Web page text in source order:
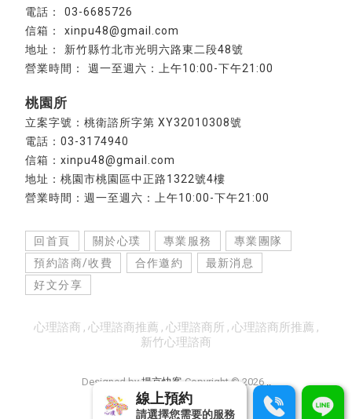
03-6685726
xinpu48@gmail.com
新竹縣竹北市光明六路東二段48號
週一至週六：上午10:00-下午21:00
桃園所
立案字號：桃衛諮所字第 XY32010308號
電話：03-3174940
信箱：xinpu48@gmail.com
地址：桃園市桃園區中正路1322號4樓
營業時間：週一至週六：上午10:00-下午21:00
回首頁 關於心璞 專業服務
專業團隊
預約諮商/收費
合作邀約
最新消息
好文分享
心理諮商 心理諮商推薦 心理諮商所 心理諮商所推薦
新竹心理諮商
線上預約
請選擇您需要的服務
Designed by 揚京快客 Copyright © 2026
累積人氣: 461668